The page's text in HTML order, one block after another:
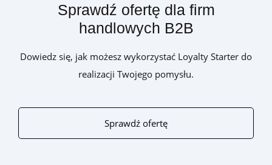
Sprawdź ofertę dla firm
handlowych B2B
Dowiedz się, jak możesz wykorzystać Loyalty Starter do
realizacji Twojego pomysłu.
Sprawdź ofertę